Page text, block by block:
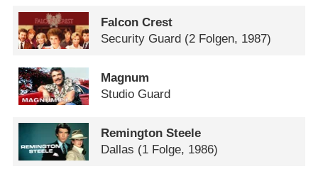
Falcon Crest
Security Guard (2 Folgen, 1987)
Magnum
Studio Guard
Remington Steele
Dallas (1 Folge, 1986)